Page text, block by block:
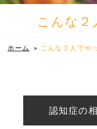
こんな
ホーム » こんな２人でや
認知症の